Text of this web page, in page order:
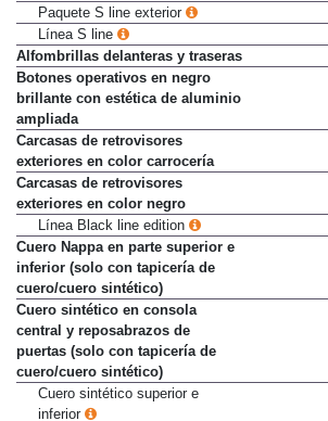
Alerón de techo S line
Paquete S line exterior
Línea S line
Alfombrillas delanteras y traseras
Botones operativos en negro
brillante con estética de aluminio
ampliada
Carcasas de retrovisores
exteriores en color carrocería
Carcasas de retrovisores
exteriores en color negro
Línea Black line edition
Cuero Nappa en parte superior e
inferior (solo con tapicería de
cuero/cuero sintético)
Cuero sintético en consola
central y reposabrazos de
puertas (solo con tapicería de
cuero/cuero sintético)
Cuero sintético superior e